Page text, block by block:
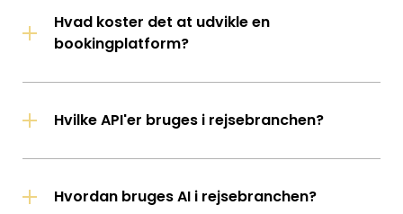
Hvad koster det at udvikle en
bookingplatform?
Hvilke API'er bruges i rejsebranchen?
Hvordan bruges AI i rejsebranchen?